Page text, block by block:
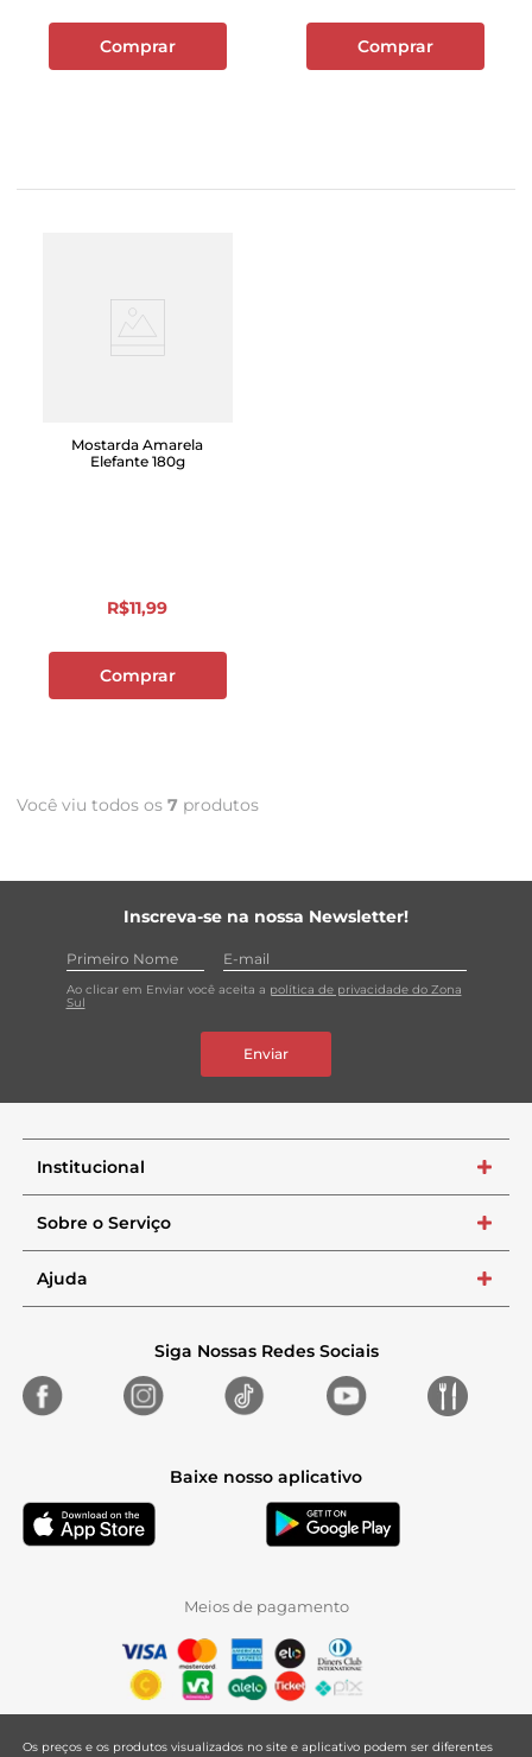
Comprar Comprar
Mostarda Amarela
Elefante 180g
R$11,99
Comprar
Você viu todos os 7 produtos
Inscreva-se na nossa Newsletter!
Ao clicar em Enviar você aceita a política de privacidade do Zona
Sul
Enviar
Institucional +
Sobre o Serviço +
Ajuda +
Siga Nossas Redes Sociais
Baixe nosso aplicativo
Meios de pagamento
Os preços e os produtos visualizados no site e aplicativo podem ser diferentes